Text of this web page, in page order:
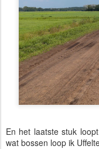
En het laatste stuk
wat bossen loop ik